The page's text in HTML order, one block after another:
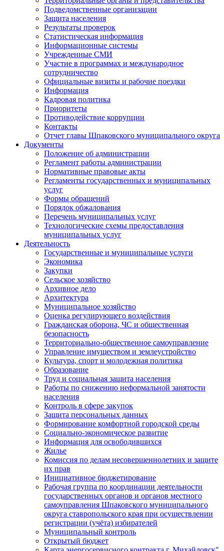
Подведомственные организации
Защита населения
Результаты проверок
Статистическая информация
Информационные системы
Учрежденные СМИ
Участие в программах и международное
сотрудничество
Официальные визиты и рабочие поездки
Информация
Кадровая политика
Приоритеты
Противодействие коррупции
Контакты
Отчет главы Шпаковского муниципального округа
Документы
Положение об администрации
Регламент работы администрации
Нормативные правовые акты
Регламенты государственных и муниципальных
услуг
Формы обращений
Порядок обжалования
Перечень муниципальных услуг
Технологические схемы предоставления
муниципальных услуг
Деятельность
Государственные и муниципальные услуги
Экономика
Закупки
Сельское хозяйство
Архивное дело
Архитектура
Муниципальное хозяйство
Оценка регулирующего воздействия
Гражданская оборона, ЧС и общественная
безопасность
Территориально-общественное самоуправление
Управление имуществом и землеустройство
Культура, спорт и молодежная политика
Образование
Труд и социальная защита населения
Работы по снижению неформальной занятости
населения
Контроль в сфере закупок
Защита персональных данных
Формирование комфортной городской среды
Социально-экономическое развитие
Информация для освободившихся
Жилье
Комиссия по делам несовершеннолетних и защите
их прав
Инициативное бюджетирование
Рабочая группа по координации деятельности
государственных органов и органов местного
самоуправления Шпаковского муниципального
округа ставропольского края при осуществлении
регистрации (учёта) избирателей
Муниципальный контроль
Открытый бюджет